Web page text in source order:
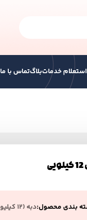
استعلام خدماتبلاگتماس با ما
بندی محصول:دبه (۱۲ کیلیویی)